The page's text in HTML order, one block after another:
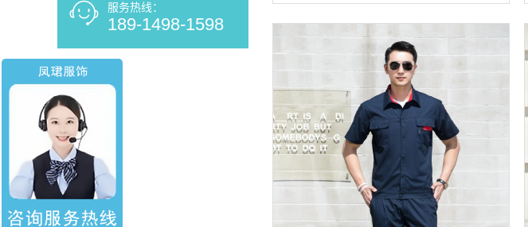
服务热线：
189-1498-1598